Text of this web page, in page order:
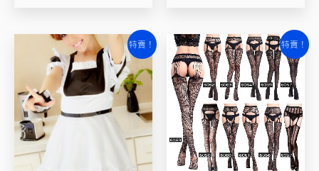
特賣！
原
始
價
格：
NT$990。
目
前
價
格：
NT$790。
特賣！
原
始
價
格：
NT$290。
目
前
價
格：
NT$190。